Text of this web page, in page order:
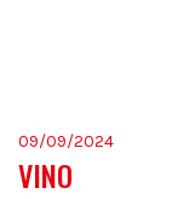
09/09/2024
VINO